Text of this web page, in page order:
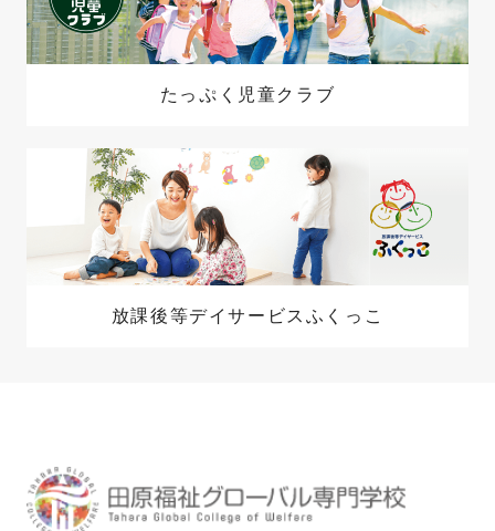
たっぷく児童クラブ
放課後等デイサービスふくっこ